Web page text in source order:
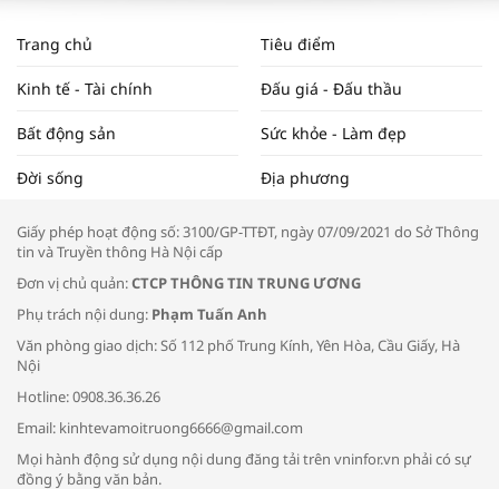
NAM NĂM 2024 VÀ NĂM 2025 | NHỊP
ĐẬP THỊ TRƯỜNG #62
Tọa đàm “Xúc tiến thương mại: Khơi
Bác sĩ tư vấn cách phòng tránh bệnh
đường hô hấp trong thời tiết giao mùa
Trang chủ Tiêu điểm
Kinh tế - Tài chính Đấu giá - Đấu thầu
Bất động sản Sức khỏe - Làm đẹp
Đời sống Địa phương
Giấy phép hoạt động số: 3100/GP-TTĐT, ngày 07/09/2021 do Sở Thông
tin và Truyền thông Hà Nội cấp
Đơn vị chủ quản:CTCP THÔNG TIN TRUNG ƯƠNG
Phụ trách nội dung: Phạm Tuấn Anh
Văn phòng giao dịch: Số 112 phố Trung Kính, Yên Hòa, Cầu Giấy, Hà
Nội
Hotline: 0908.36.36.26
Email: kinhtevamoitruong6666@gmail.com
Mọi hành động sử dụng nội dung đăng tải trên vninfor.vn phải có sự
đồng ý bằng văn bản.